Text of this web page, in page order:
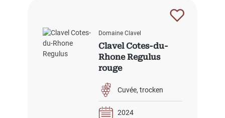
Domaine Clavel
Clavel Cotes-du-
Rhone Regulus
rouge
Cuvée trocken
2024